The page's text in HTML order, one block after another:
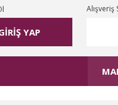
YAP
Alışveriş